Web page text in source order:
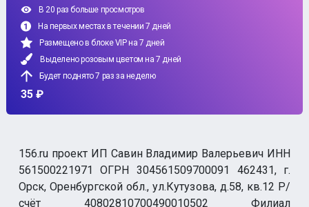
В 20 раз больше просмотров
На первых местах в течении 7 дней
Размещено в блоке VIP на 7 дней
Выделено розовым цветом на 7 дней
Будет поднято 7 раз за неделю
35 ₽
156.ru проект ИП Савин Владимир Валерьевич ИНН
561500221971 ОГРН 304561509700091 462431, г.
Орск, Оренбургской обл., ул.Кутузова, д.58, кв.12 Р/
счёт 40802810700490010502 Филиал